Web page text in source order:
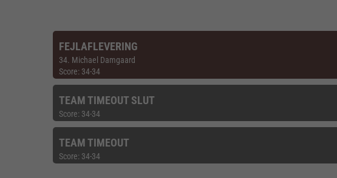
FEJLAFLEVERING
34. Michael Damgaard
Score: 34-34
TEAM TIMEOUT SLUT
Score: 34-34
TEAM TIMEOUT
Score: 34-34